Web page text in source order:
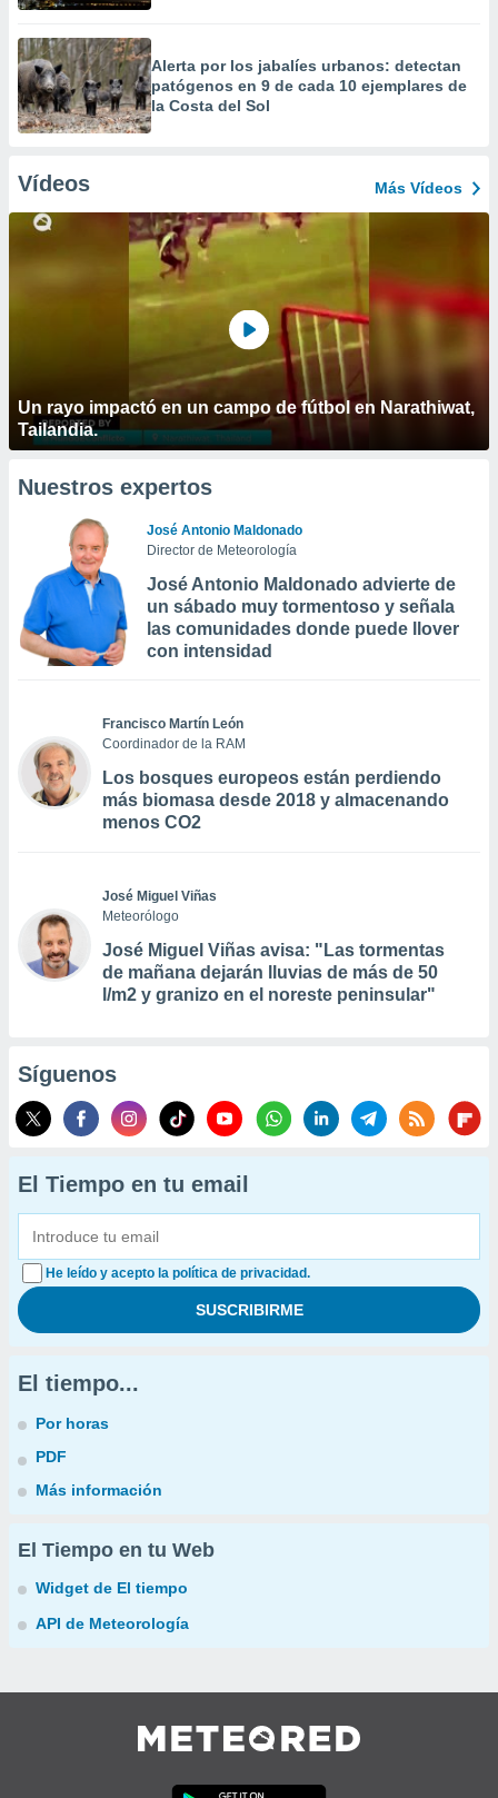
Alerta por los jabalíes urbanos: detectan
patógenos en 9 de cada 10 ejemplares de
la Costa del Sol
Vídeos Más Vídeos
Un rayo impactó en un campo de fútbol en Narathiwat,
Tailandia.
Nuestros expertos
José Antonio Maldonado
Director de Meteorología
José Antonio Maldonado advierte de
un sábado muy tormentoso y señala
las comunidades donde puede llover
con intensidad
Francisco Martín León
Coordinador de la RAM
Los bosques europeos están perdiendo
más biomasa desde 2018 y almacenando
menos CO2
José Miguel Viñas
Meteorólogo
José Miguel Viñas avisa: "Las tormentas
de mañana dejarán lluvias de más de 50
l/m2 y granizo en el noreste peninsular"
Síguenos
El Tiempo en tu email
He leído y acepto la política de privacidad.
El tiempo...
Por horas
PDF
Más información
El Tiempo en tu Web
Widget de El tiempo
API de Meteorología